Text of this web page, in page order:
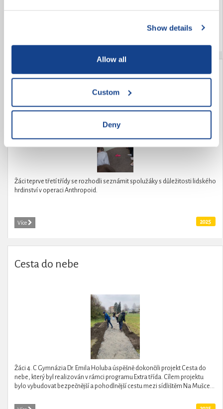
Show details
Allow all
Custom
Deny
Seznámení s hrdinstvím Anthropoid
Žáci teprve třetí třídy se rozhodli seznámit spolužáky s důležitosti lidského
hrdinství v operaci Anthropoid.
Více 2025
Cesta do nebe
Žáci 4. C Gymnázia Dr. Emila Holuba úspěšně dokončili projekt Cesta do
nebe, který byl realizován v rámci programu Extra třída. Cílem projektu
bylo vybudovat bezpečnější a pohodlnější cestu mezi sídlištěm Na Mušce...